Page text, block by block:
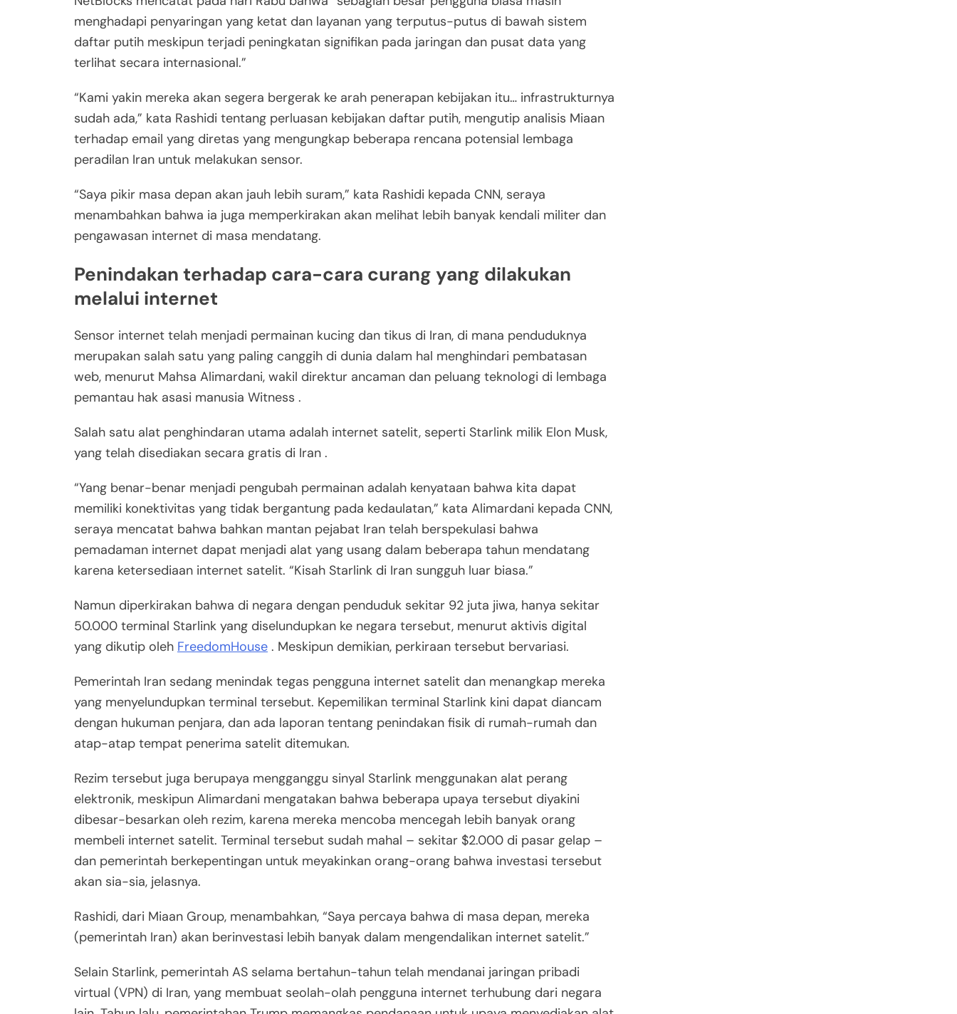
menghadapi penyaringan yang ketat dan layanan yang terputus-putus di bawah sistem
daftar putih meskipun terjadi peningkatan signifikan pada jaringan dan pusat data yang
terlihat secara internasional.”
“Kami yakin mereka akan segera bergerak ke arah penerapan kebijakan itu… infrastrukturnya
sudah ada,” kata Rashidi tentang perluasan kebijakan daftar putih, mengutip analisis Miaan
terhadap email yang diretas yang mengungkap beberapa rencana potensial lembaga
peradilan Iran untuk melakukan sensor.
“Saya pikir masa depan akan jauh lebih suram,” kata Rashidi kepada CNN, seraya
menambahkan bahwa ia juga memperkirakan akan melihat lebih banyak kendali militer dan
pengawasan internet di masa mendatang.
Penindakan terhadap cara-cara curang yang dilakukan
melalui internet
Sensor internet telah menjadi permainan kucing dan tikus di Iran, di mana penduduknya
merupakan salah satu yang paling canggih di dunia dalam hal menghindari pembatasan
web, menurut Mahsa Alimardani, wakil direktur ancaman dan peluang teknologi di lembaga
pemantau hak asasi manusia Witness .
Salah satu alat penghindaran utama adalah internet satelit, seperti Starlink milik Elon Musk,
yang telah disediakan secara gratis di Iran .
“Yang benar-benar menjadi pengubah permainan adalah kenyataan bahwa kita dapat
memiliki konektivitas yang tidak bergantung pada kedaulatan,” kata Alimardani kepada CNN,
seraya mencatat bahwa bahkan mantan pejabat Iran telah berspekulasi bahwa
pemadaman internet dapat menjadi alat yang usang dalam beberapa tahun mendatang
karena ketersediaan internet satelit. “Kisah Starlink di Iran sungguh luar biasa.”
Namun diperkirakan bahwa di negara dengan penduduk sekitar 92 juta jiwa, hanya sekitar
50.000 terminal Starlink yang diselundupkan ke negara tersebut, menurut aktivis digital
yang dikutip oleh FreedomHouse . Meskipun demikian, perkiraan tersebut bervariasi.
Pemerintah Iran sedang menindak tegas pengguna internet satelit dan menangkap mereka
yang menyelundupkan terminal tersebut. Kepemilikan terminal Starlink kini dapat diancam
dengan hukuman penjara, dan ada laporan tentang penindakan fisik di rumah-rumah dan
atap-atap tempat penerima satelit ditemukan.
Rezim tersebut juga berupaya mengganggu sinyal Starlink menggunakan alat perang
elektronik, meskipun Alimardani mengatakan bahwa beberapa upaya tersebut diyakini
dibesar-besarkan oleh rezim, karena mereka mencoba mencegah lebih banyak orang
membeli internet satelit. Terminal tersebut sudah mahal – sekitar $2.000 di pasar gelap –
dan pemerintah berkepentingan untuk meyakinkan orang-orang bahwa investasi tersebut
akan sia-sia, jelasnya.
Rashidi, dari Miaan Group, menambahkan, “Saya percaya bahwa di masa depan, mereka
(pemerintah Iran) akan berinvestasi lebih banyak dalam mengendalikan internet satelit.”
Selain Starlink, pemerintah AS selama bertahun-tahun telah mendanai jaringan pribadi
virtual (VPN) di Iran, yang membuat seolah-olah pengguna internet terhubung dari negara